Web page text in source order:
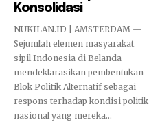
Konsolidasi
NUKILAN.ID | AMSTERDAM —
Sejumlah elemen masyarakat
sipil Indonesia di Belanda
mendeklarasikan pembentukan
Blok Politik Alternatif sebagai
respons terhadap kondisi politik
nasional yang mereka...